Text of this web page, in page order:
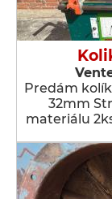
Predám
32mm
materiálu